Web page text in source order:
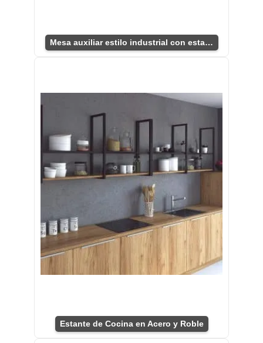
Mesa auxiliar estilo industrial con estantes únicos
Estante de Cocina en Acero y Roble